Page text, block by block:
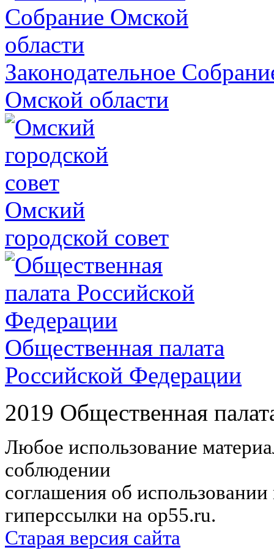
Законодательное
Омской области
Омский
городской совет
Общественная палата
Российской Федерации
2019 Общественная
Любое использование
соблюдении
соглашения об
гиперссылки на op55.ru.
Старая версия сайта